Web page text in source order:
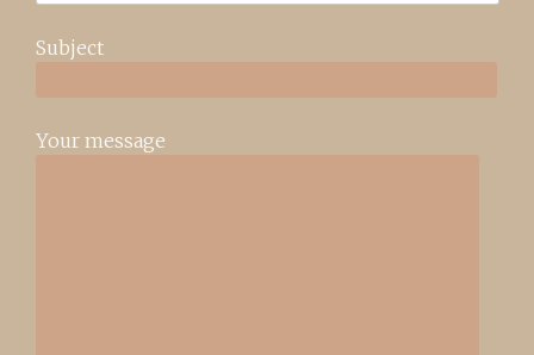
Subject
Your message